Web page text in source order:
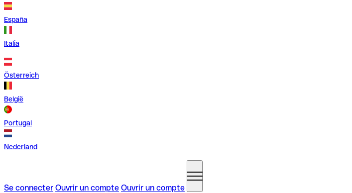
España
Italia
Österreich
België
Portugal
Nederland
Se connecter Ouvrir un compte Ouvrir un compte